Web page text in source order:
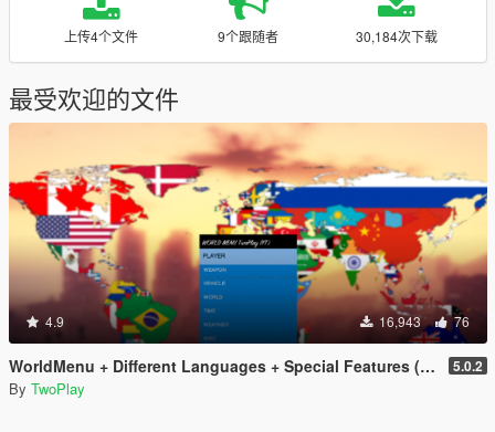
上传4个文件 9个跟随者 30,184次下载
最受欢迎的文件
4.9 16,943 76
WorldMenu + Different Languages + Special Features (Trainer) 5.0.2
By TwoPlay